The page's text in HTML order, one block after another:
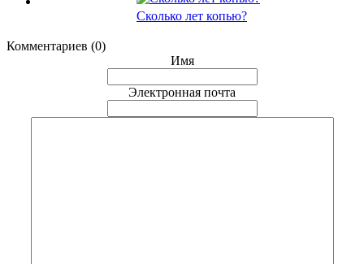
Сколько лет копью?
Комментариев (0)
Имя
Электронная почта